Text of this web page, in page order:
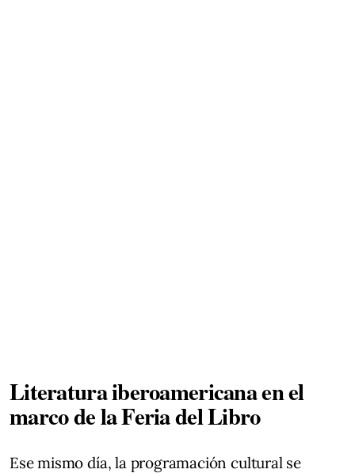
Literatura iberoamericana en el
marco de la Feria del Libro
Ese mismo día, la programación cultural se